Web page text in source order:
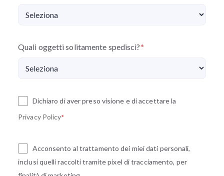
Quali oggetti solitamente spedisci?*
Dichiaro di aver preso visione e di accettare la
Privacy Policy*
Acconsento al trattamento dei miei dati personali,
inclusi quelli raccolti tramite pixel di tracciamento, per